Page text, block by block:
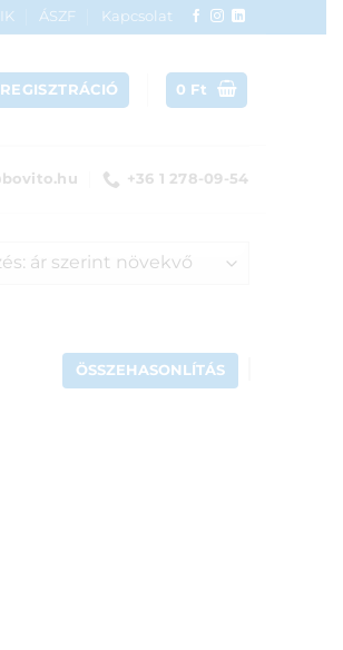
ÁSZF
Kapcsolat
0 Ft
+36 1 278-09-54
ÖSSZEHASONLÍTÁS